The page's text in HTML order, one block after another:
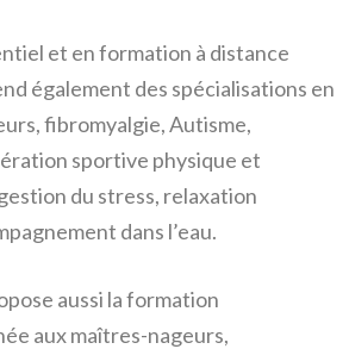
et en formation à distance
également des spécialisations en
fibromyalgie, Autisme,
sportive physique et
du stress, relaxation
dans l’eau.
aussi la formation
aux maîtres-nageurs,